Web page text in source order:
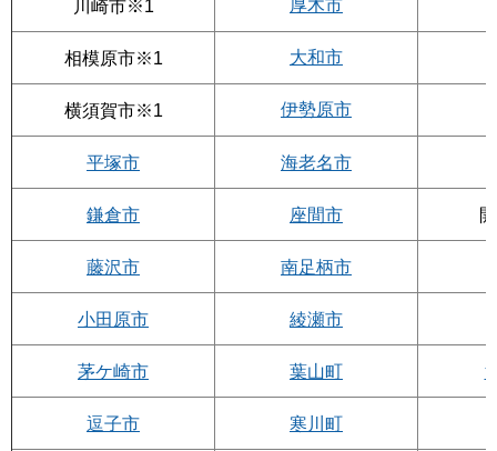
川崎市※1 厚木市
相模原市※1 大和市
横須賀市※1 伊勢原市
平塚市 海老名市
鎌倉市 座間市
藤沢市 南足柄市
小田原市 綾瀬市
茅ケ崎市 葉山町
逗子市 寒川町